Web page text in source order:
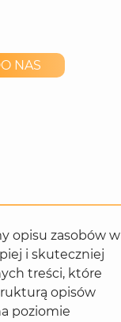
NAS
opisu zasobów w
i skuteczniej
treści, które
opisów
poziomie